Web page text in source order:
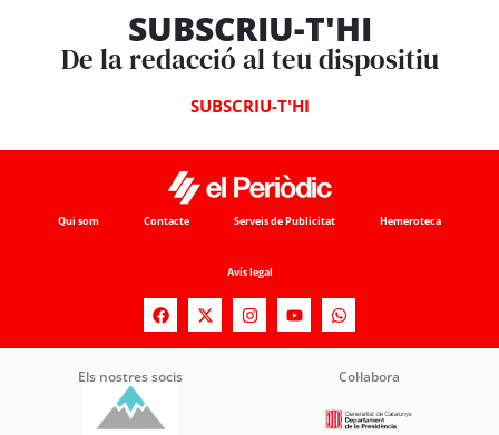
SUBSCRIU-T'HI
De la redacció al teu dispositiu
SUBSCRIU-T'HI
Qui som Contacte Serveis de Publicitat Hemeroteca
Avís legal
Els nostres socis Col·labora